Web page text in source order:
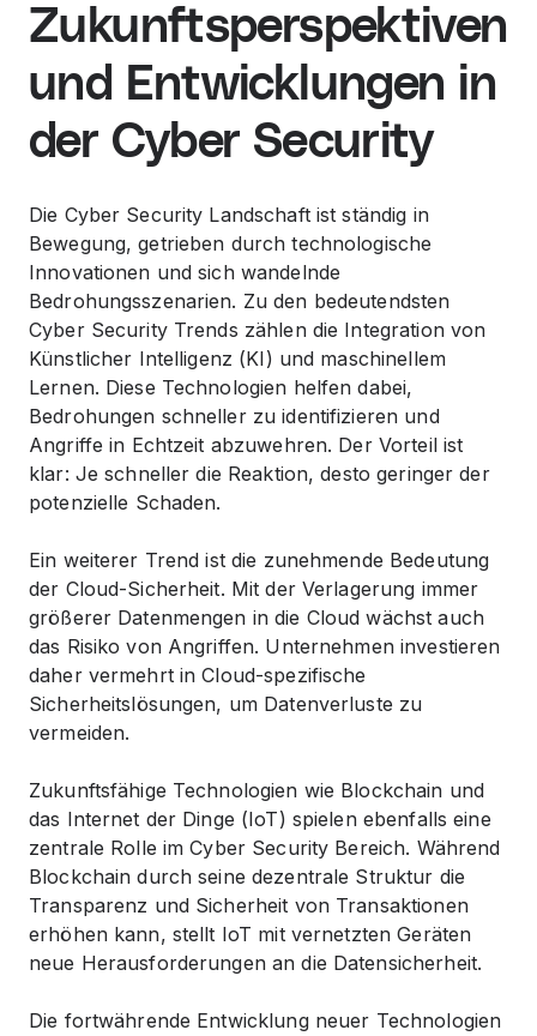
Zukunftsperspektiven
und Entwicklungen in
der Cyber Security
Die Cyber Security Landschaft ist ständig in
Bewegung, getrieben durch technologische
Innovationen und sich wandelnde
Bedrohungsszenarien. Zu den bedeutendsten
Cyber Security Trends zählen die Integration von
Künstlicher Intelligenz (KI) und maschinellem
Lernen. Diese Technologien helfen dabei,
Bedrohungen schneller zu identifizieren und
Angriffe in Echtzeit abzuwehren. Der Vorteil ist
klar: Je schneller die Reaktion, desto geringer der
potenzielle Schaden.
Ein weiterer Trend ist die zunehmende Bedeutung
der Cloud-Sicherheit. Mit der Verlagerung immer
größerer Datenmengen in die Cloud wächst auch
das Risiko von Angriffen. Unternehmen investieren
daher vermehrt in Cloud-spezifische
Sicherheitslösungen, um Datenverluste zu
vermeiden.
Zukunftsfähige Technologien wie Blockchain und
das Internet der Dinge (IoT) spielen ebenfalls eine
zentrale Rolle im Cyber Security Bereich. Während
Blockchain durch seine dezentrale Struktur die
Transparenz und Sicherheit von Transaktionen
erhöhen kann, stellt IoT mit vernetzten Geräten
neue Herausforderungen an die Datensicherheit.
Die fortwährende Entwicklung neuer Technologien